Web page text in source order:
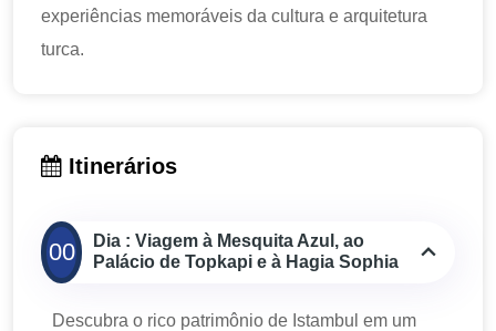
experiências memoráveis da cultura e arquitetura
turca.
Itinerários
00
Dia : Viagem à Mesquita Azul, ao
Palácio de Topkapi e à Hagia Sophia
Descubra o rico patrimônio de Istambul em um